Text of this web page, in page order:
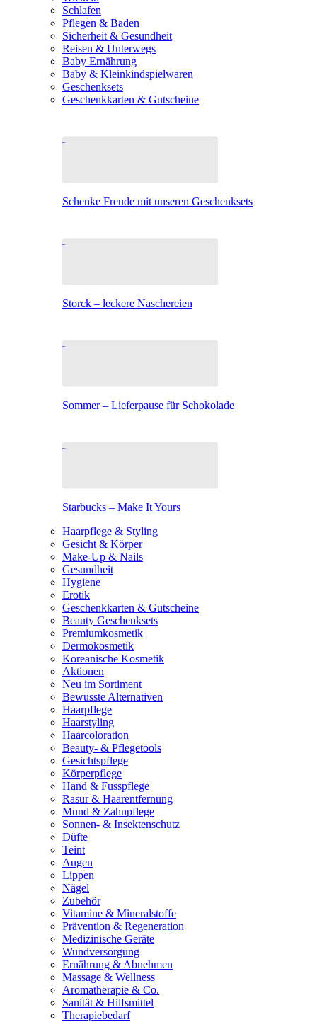
Schlafen
Pflegen & Baden
Sicherheit & Gesundheit
Reisen & Unterwegs
Baby Ernährung
Baby & Kleinkindspielwaren
Geschenksets
Geschenkkarten & Gutscheine
Schenke Freude mit unseren Geschenksets
Storck – leckere Naschereien
Sommer – Lieferpause für Schokolade
Starbucks – Make It Yours
Haarpflege & Styling
Gesicht & Körper
Make-Up & Nails
Gesundheit
Hygiene
Erotik
Geschenkkarten & Gutscheine
Beauty Geschenksets
Premiumkosmetik
Dermokosmetik
Koreanische Kosmetik
Aktionen
Neu im Sortiment
Bewusste Alternativen
Haarpflege
Haarstyling
Haarcoloration
Beauty- & Pflegetools
Gesichtspflege
Körperpflege
Hand & Fusspflege
Rasur & Haarentfernung
Mund & Zahnpflege
Sonnen- & Insektenschutz
Düfte
Teint
Augen
Lippen
Nägel
Zubehör
Vitamine & Mineralstoffe
Prävention & Regeneration
Medizinische Geräte
Wundversorgung
Ernährung & Abnehmen
Massage & Wellness
Aromatherapie & Co.
Sanität & Hilfsmittel
Therapiebedarf